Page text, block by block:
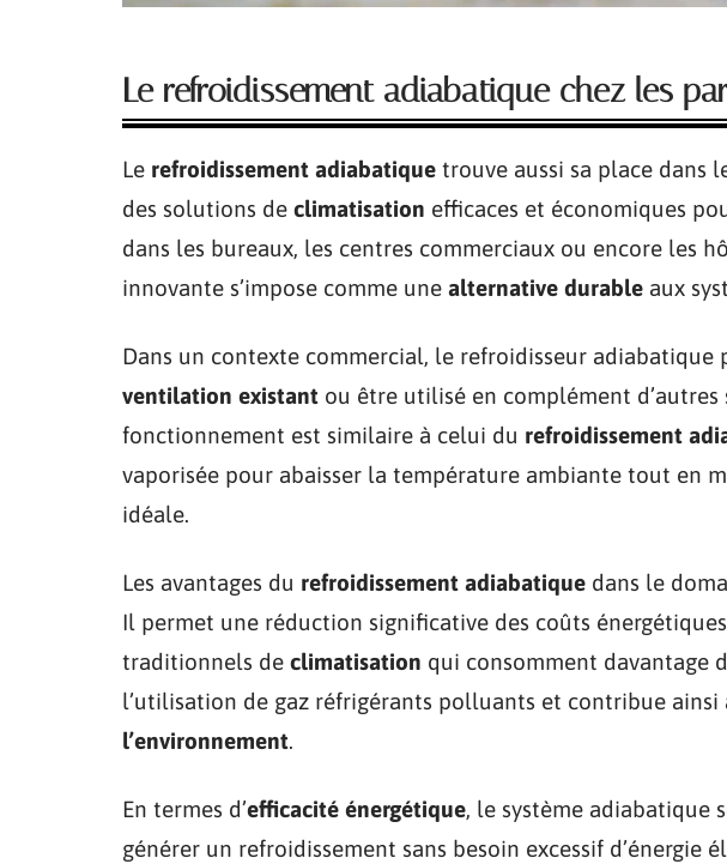
Le refroidissement adiabatique chez les
Le refroidissement adiabatique trouve aussi sa place dans
des solutions de climatisation efficaces et économiques
dans les bureaux, les centres commerciaux ou encore les
innovante s’impose comme une alternative durable aux
Dans un contexte commercial, le refroidisseur adiabatique
ventilation existant ou être utilisé en complément d’autres
fonctionnement est similaire à celui du refroidissement
vaporisée pour abaisser la température ambiante tout en
idéale.
Les avantages du refroidissement adiabatique dans le
Il permet une réduction significative des coûts
traditionnels de climatisation qui consomment davantage
l’utilisation de gaz réfrigérants polluants et contribue ainsi
l’environnement.
En termes d’efficacité énergétique, le système adiabatique
générer un refroidissement sans besoin excessif d’énergie